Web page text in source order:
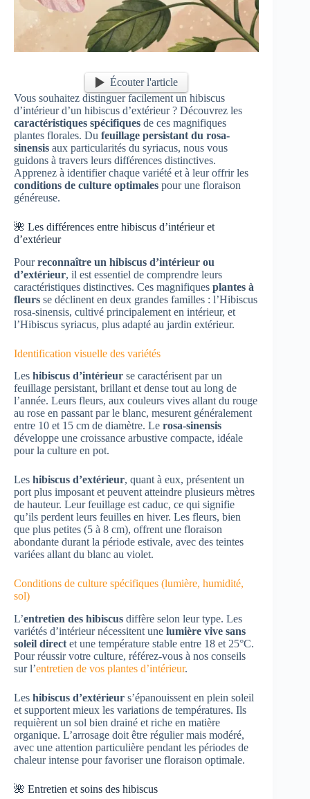
Écouter l'article
Vous souhaitez distinguer facilement un hibiscus
d’intérieur d’un hibiscus d’extérieur ? Découvrez les
caractéristiques spécifiques de ces magnifiques
plantes florales. Du feuillage persistant du rosa-
sinensis aux particularités du syriacus, nous vous
guidons à travers leurs différences distinctives.
Apprenez à identifier chaque variété et à leur offrir les
conditions de culture optimales pour une floraison
généreuse.
🌺 Les différences entre hibiscus d’intérieur et
d’extérieur
Pourreconnaître un hibiscus d’intérieur ou
d’extérieur, il est essentiel de comprendre leurs
caractéristiques distinctives. Ces magnifiques plantes à
fleurs se déclinent en deux grandes familles : l’Hibiscus
rosa-sinensis, cultivé principalement en intérieur, et
l’Hibiscus syriacus, plus adapté au jardin extérieur.
Identification visuelle des variétés
Les hibiscus d’intérieur se caractérisent par un
feuillage persistant, brillant et dense tout au long de
l’année. Leurs fleurs, aux couleurs vives allant du rouge
au rose en passant par le blanc, mesurent généralement
entre 10 et 15 cm de diamètre. Le rosa-sinensis
développe une croissance arbustive compacte, idéale
pour la culture en pot.
Les hibiscus d’extérieur, quant à eux, présentent un
port plus imposant et peuvent atteindre plusieurs mètres
de hauteur. Leur feuillage est caduc, ce qui signifie
qu’ils perdent leurs feuilles en hiver. Les fleurs, bien
que plus petites (5 à 8 cm), offrent une floraison
abondante durant la période estivale, avec des teintes
variées allant du blanc au violet.
Conditions de culture spécifiques (lumière, humidité,
sol)
L’entretien des hibiscus diffère selon leur type. Les
variétés d’intérieur nécessitent une lumière vive sans
soleil direct et une température stable entre 18 et 25°C.
Pour réussir votre culture, référez-vous à nos conseils
sur l’entretien de vos plantes d’intérieur.
Les hibiscus d’extérieur s’épanouissent en plein soleil
et supportent mieux les variations de températures. Ils
requièrent un sol bien drainé et riche en matière
organique. L’arrosage doit être régulier mais modéré,
avec une attention particulière pendant les périodes de
chaleur intense pour favoriser une floraison optimale.
🌺 Entretien et soins des hibiscus